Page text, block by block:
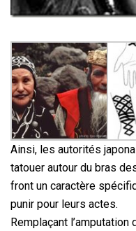
Ainsi, les autorités
tatouer autour du bras
front un caractère
punir pour leurs actes.
Remplaçant